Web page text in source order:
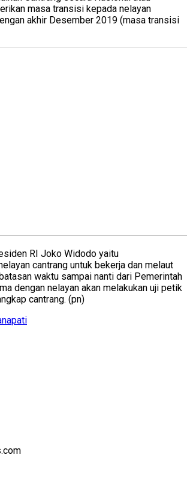
masa transisi kepada nelayan
akhir Desember 2019 (masa transisi
RI Joko Widodo yaitu
cantrang untuk bekerja dan melaut
waktu sampai nanti dari Pemerintah
dengan nelayan akan melakukan uji petik
cantrang. (pn)
pati